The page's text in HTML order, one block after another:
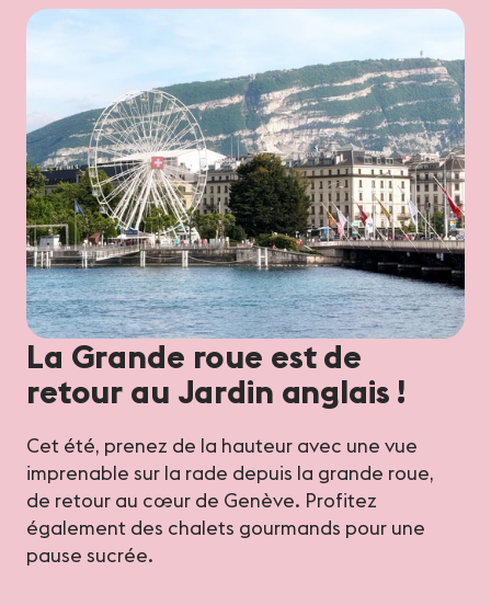
La Grande roue est de
retour au Jardin anglais !
Cet été, prenez de la hauteur avec une vue
imprenable sur la rade depuis la grande roue,
de retour au cœur de Genève. Profitez
également des chalets gourmands pour une
pause sucrée.